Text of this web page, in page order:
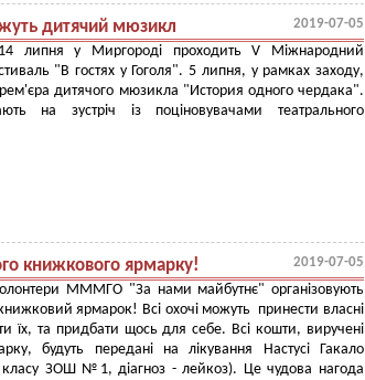
дитячий мюзикл 2019-07-05
липня у Миргороді проходить V Міжнародний
"В гостях у Гоголя". 5 липня, у рамках заходу,
дитячого мюзикла "История одного чердака".
на зустріч із поціновувачами театрального
книжкового ярмарку! 2019-07-05
МММГО "За нами майбутнє" організовують
ярмарок! Всі охочі можуть принести власні
їх, та придбати щось для себе. Всі кошти, виручені
будуть передані на лікування Настусі Гакало
класу ЗОШ №1, діагноз - лейкоз). Це чудова нагода